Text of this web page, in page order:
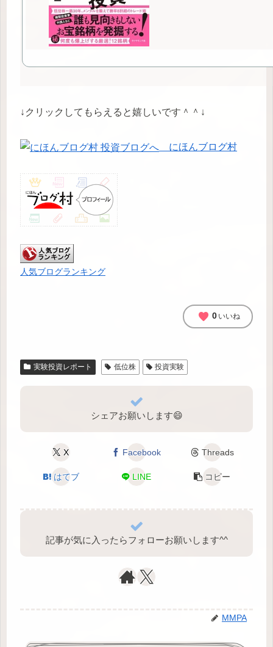
↓クリックしてもらえると嬉しいです＾＾↓
にほんブログ村
人気ブログランキング
favorite 0 いいね
実験投資レポート 低位株 投資実験
シェアお願いします😄
X Facebook Threads
はてブ LINE コピー
記事が気に入ったらフォローお願いします^⁠^⁠
MMPA